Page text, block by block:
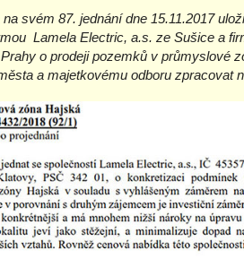
svém 87. jednání dne 15.11.2017
Lamela Electric, a.s. ze Sušice a
o prodeji pozemků v průmyslové
a majetkovému odboru zpracovat